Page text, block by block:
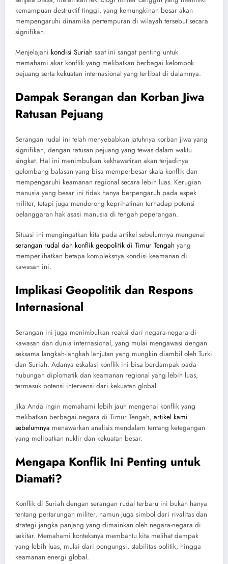
kemampuan destruktif tinggi, yang kemungkinan besar akan
mempengaruhi dinamika pertempuran di wilayah tersebut secara
signifikan.
Menjelajahi kondisi Suriah saat ini sangat penting untuk
memahami akar konflik yang melibatkan berbagai kelompok
pejuang serta kekuatan internasional yang terlibat di dalamnya.
Dampak Serangan dan Korban Jiwa
Ratusan Pejuang
Serangan rudal ini telah menyebabkan jatuhnya korban jiwa yang
signifikan, dengan ratusan pejuang yang tewas dalam waktu
singkat. Hal ini menimbulkan kekhawatiran akan terjadinya
gelombang balasan yang bisa memperbesar skala konflik dan
mempengaruhi keamanan regional secara lebih luas. Kerugian
manusia yang besar ini tidak hanya berpengaruh pada aspek
militer, tetapi juga mendorong keprihatinan terhadap potensi
pelanggaran hak asasi manusia di tengah peperangan.
Situasi ini mengingatkan kita pada artikel sebelumnya mengenai
serangan rudal dan konflik geopolitik di Timur Tengah yang
memperlihatkan betapa kompleksnya kondisi keamanan di
kawasan ini.
Implikasi Geopolitik dan Respons
Internasional
Serangan ini juga menimbulkan reaksi dari negara-negara di
kawasan dan dunia internasional, yang mulai mengawasi dengan
seksama langkah-langkah lanjutan yang mungkin diambil oleh Turki
dan Suriah. Adanya eskalasi konflik ini bisa berdampak pada
hubungan diplomatik dan keamanan regional yang lebih luas,
termasuk potensi intervensi dari kekuatan global.
Jika Anda ingin memahami lebih jauh mengenai konflik yang
melibatkan berbagai negara di Timur Tengah, artikel kami
sebelumnya menawarkan analisis mendalam tentang ketegangan
yang melibatkan nuklir dan kekuatan besar.
Mengapa Konflik Ini Penting untuk
Diamati?
Konflik di Suriah dengan serangan rudal terbaru ini bukan hanya
tentang pertarungan militer, namun juga simbol dari rivalitas dan
strategi jangka panjang yang dimainkan oleh negara-negara di
sekitar. Memahami konteksnya membantu kita melihat dampak
yang lebih luas, mulai dari pengungsi, stabilitas politik, hingga
keamanan energi global.